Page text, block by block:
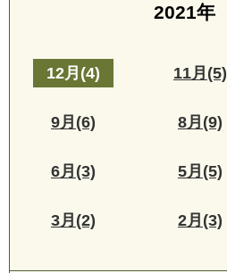
2021年
12月(4) 11月(5)
9月(6) 8月(9)
6月(3) 5月(5)
3月(2) 2月(3)